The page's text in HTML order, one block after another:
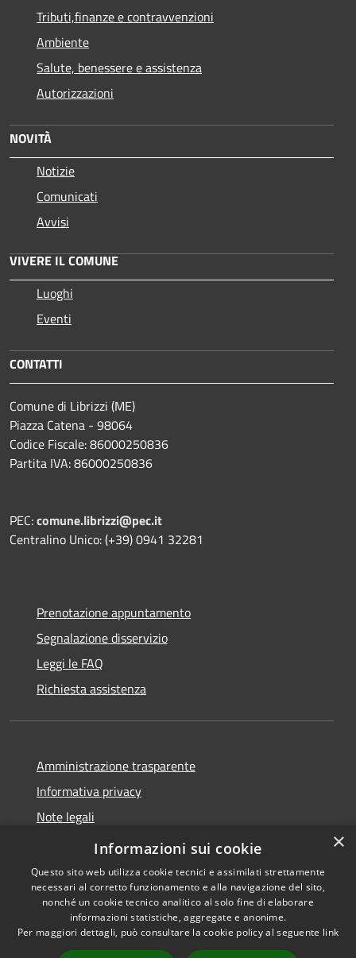
Tributi,finanze e contravvenzioni
Ambiente
Salute, benessere e assistenza
Autorizzazioni
NOVITÀ
Notizie
Comunicati
Avvisi
VIVERE IL COMUNE
Luoghi
Eventi
CONTATTI
Comune di Librizzi (ME)
Piazza Catena - 98064
Codice Fiscale: 86000250836
Partita IVA: 86000250836
PEC:comune.librizzi@pec.it
Centralino Unico: (+39) 0941 32281
Prenotazione appuntamento
Segnalazione disservizio
Leggi le FAQ
Richiesta assistenza
Amministrazione trasparente
Informativa privacy
Note legali
Dichiarazione di accessibilità
Accessibilità
Copyright © 2026 • Comune di
Librizzi • Powered by
×
Informazioni sui cookie
Questo sito web utilizza cookie tecnici e assimilati strettamente
necessari al corretto funzionamento e alla navigazione del sito,
nonché un cookie tecnico analitico al solo fine di elaborare
informazioni statistiche, aggregate e anonime.
Per maggiori dettagli, può consultare la cookie policy al seguente link